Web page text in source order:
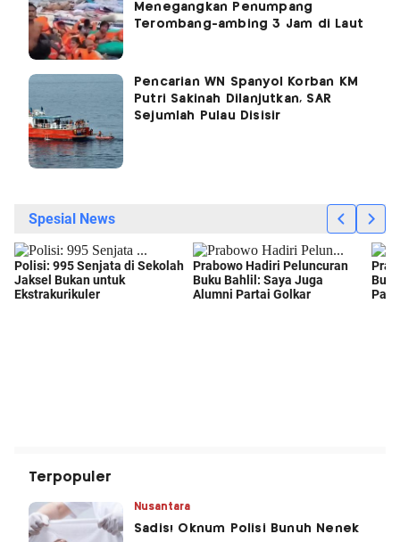
Menegangkan Penumpang
Terombang-ambing 3 Jam di Laut
Pencarian WN Spanyol Korban KM
Putri Sakinah Dilanjutkan, SAR
Sejumlah Pulau Disisir
Terpopuler
Nusantara
Sadis! Oknum Polisi Bunuh Nenek